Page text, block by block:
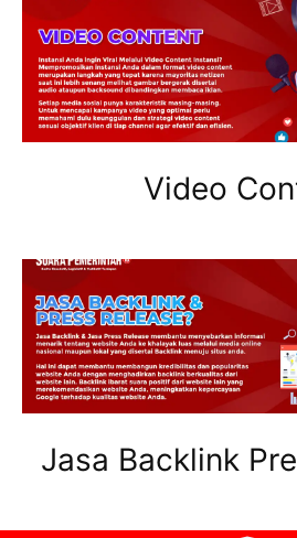
Video
Jasa Backlink